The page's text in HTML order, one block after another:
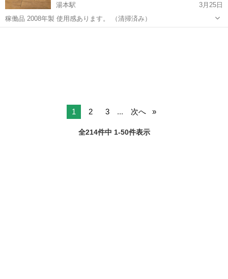
湯本駅
3月25日
稼働品 2008年製 使用感あります。 （清掃済み）
1 2 3 ... 次へ
全214件中 1-50件表示